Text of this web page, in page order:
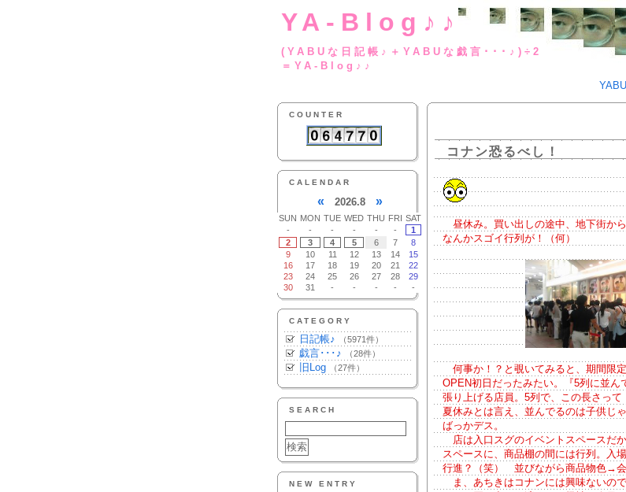
YA-Blog♪♪
(YABUな日記帳♪＋YABUな
＝YA-Blog♪♪
COUNTER
CALENDAR
« 2026.8 »
SUN MON TUE WED THU FRI SAT
-
- - - - -
1
2
3 4 5 6 7
8
9
10 11 12 13 14
15
16
17 18 19 20 21
22
23
24 25 26 27 28
29
30
31 - - - - -
CATEGORY
日記帳♪ （5971件）
戯言･･･♪ （28件）
旧Log （27件）
SEARCH
NEW ENTRY
コナン恐るべし！
昼休み。買い出しの途中、地下街から
なんかスゴイ行列が！（何）
何事か！？と覗いてみると、期間限
OPEN初日だったみたい。『5列に並ん
張り上げる店員。5列で、この長さって
夏休みとは言え、並んでるのは子供じ
ばっかデス。
店は入口スグのイベントスペースだ
スペースに、商品棚の間には行列。入
行進？（笑） 並びながら商品物色→会
ま、あちきはコナンには興味ないので